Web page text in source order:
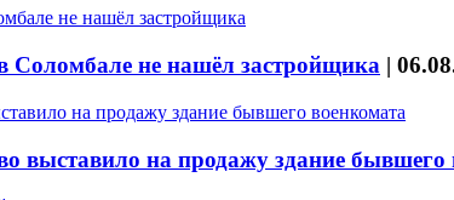
не нашёл застройщика |
выставило на продажу здание бывшего